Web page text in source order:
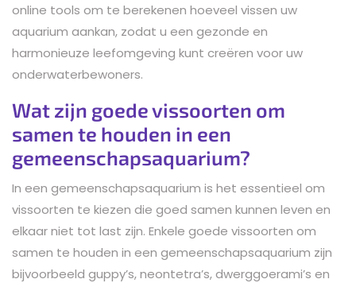
online tools om te berekenen hoeveel vissen uw
aquarium aankan, zodat u een gezonde en
harmonieuze leefomgeving kunt creëren voor uw
onderwaterbewoners.
Wat zijn goede vissoorten om
samen te houden in een
gemeenschapsaquarium?
In een gemeenschapsaquarium is het essentieel om
vissoorten te kiezen die goed samen kunnen leven en
elkaar niet tot last zijn. Enkele goede vissoorten om
samen te houden in een gemeenschapsaquarium zijn
bijvoorbeeld guppy’s, neontetra’s, dwerggoerami’s en